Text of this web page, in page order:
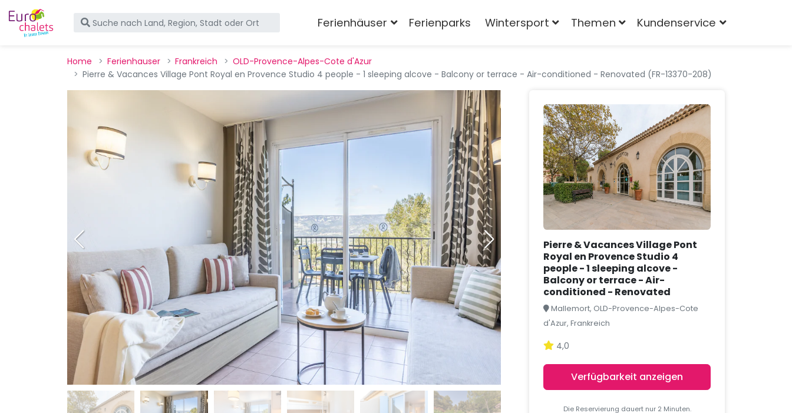
Ferienhäuser Ferienparks Wintersport Themen Kundenservice
Home Ferienhauser Frankreich
OLD-Provence-Alpes-Cote d'Azur
Pierre & Vacances Village Pont Royal en Provence Studio 4 people - 1 sleeping alcove - Balcony or terrace - Air-conditioned - Renovated (FR-13370-208)
Pierre & Vacances Village Pont
Royal en Provence Studio 4
people - 1 sleeping alcove -
Balcony or terrace - Air-
conditioned - Renovated
Mallemort, OLD-Provence-Alpes-Cote
d'Azur, Frankreich
4,0
Verfügbarkeit anzeigen
Die Reservierung dauert nur 2 Minuten.